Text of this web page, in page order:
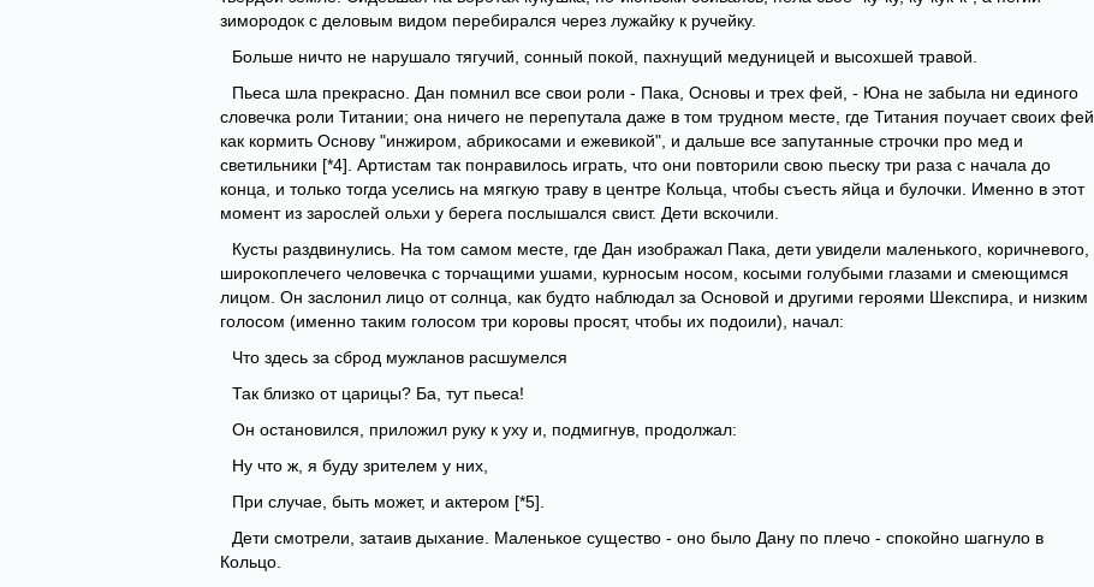
зимородок с деловым видом перебирался через лужайку к ручейку.
Больше ничто не нарушало тягучий, сонный покой, пахнущий медуницей и высохшей травой.
Пьеса шла прекрасно. Дан помнил все свои роли - Пака, Основы и трех фей, - Юна не забыла ни единого
словечка роли Титании; она ничего не перепутала даже в том трудном месте, где Титания поучает своих фей,
как кормить Основу "инжиром, абрикосами и ежевикой", и дальше все запутанные строчки про мед и
светильники [*4]. Артистам так понравилось играть, что они повторили свою пьеску три раза с начала до
конца, и только тогда уселись на мягкую траву в центре Кольца, чтобы съесть яйца и булочки. Именно в этот
момент из зарослей ольхи у берега послышался свист. Дети вскочили.
Кусты раздвинулись. На том самом месте, где Дан изображал Пака, дети увидели маленького, коричневого,
широкоплечего человечка с торчащими ушами, курносым носом, косыми голубыми глазами и смеющимся
лицом. Он заслонил лицо от солнца, как будто наблюдал за Основой и другими героями Шекспира, и низким
голосом (именно таким голосом три коровы просят, чтобы их подоили), начал:
Что здесь за сброд мужланов расшумелся
Так близко от царицы? Ба, тут пьеса!
Он остановился, приложил руку к уху и, подмигнув, продолжал:
Ну что ж, я буду зрителем у них,
При случае, быть может, и актером [*5].
Дети смотрели, затаив дыхание. Маленькое существо - оно было Дану по плечо - спокойно шагнуло в
Кольцо.